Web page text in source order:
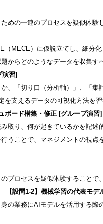
めの一連のプロセスを疑似体験
（MECE）に仮説立てし、細分
からどのようなデータを収集す
演習]
、「切り口（分析軸）」、「集
支えるデータの可視化方法を習
ボード構築・修正 [グループ演習]
取り、何が起きているかを記述
うことで、マネジメントの視点
プロセスを疑似体験することで
【設問1-2】機械学習の代表モデ
の業務にAIモデルを活用する際